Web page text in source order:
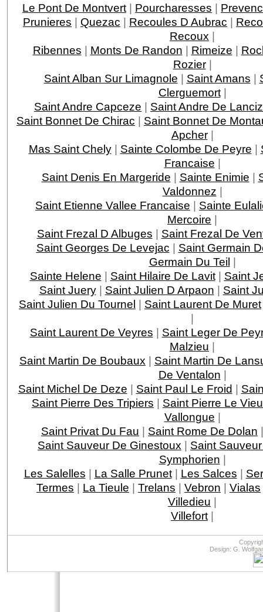
Le Pont De Montvert | Pourcharesses |
Prunieres | Quezac | Recoules D Aubrac |
Recoux |
Ribennes | Monts De Randon | Rimeize |
Rozier|
Saint Alban Sur Limagnole | Saint Amans |
Clerguemort|
Saint Andre Capceze | Saint Andre De
Saint Bonnet De Chirac | Saint Bonnet De
Apcher|
Mas Saint Chely| Sainte Colombe De Peyre |
Francaise |
Saint Denis En Margeride | Sainte Enimie |
Valdonnez |
Saint Etienne Vallee Francaise | Sainte
Mercoire |
Saint Frezal D Albuges | Saint Frezal De
Saint Georges De Levejac | Saint Germain
Germain Du Teil |
Sainte Helene | Saint Hilaire De Lavit| Saint
Saint Juery| Saint Julien D Arpaon | Saint
Saint Julien Du Tournel | Saint Laurent De Muret
|
Saint Laurent De Veyres | Saint Leger De
Malzieu |
Saint Martin De Boubaux | Saint Martin De
De Ventalon |
Saint Michel De Deze | Saint Paul Le Froid |
Saint Pierre Des Tripiers | Saint Pierre Le
Vallongue |
Saint Privat Du Fau | Saint Rome De Dolan
Saint Sauveur De Ginestoux | Saint
Symphorien |
Les Salelles | La Salle Prunet| Les Salces |
Termes | La Tieule | Trelans | Vebron | Vialas
Villedieu |
Villefort |
Design: G.